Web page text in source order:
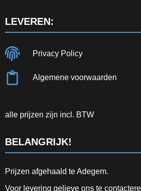
LEVEREN:
Privacy Policy
Algemene voorwaarden
alle prijzen zijn incl. BTW
BELANGRIJK!
Prijzen afgehaald te Adegem.
Voor levering gelieve ons te